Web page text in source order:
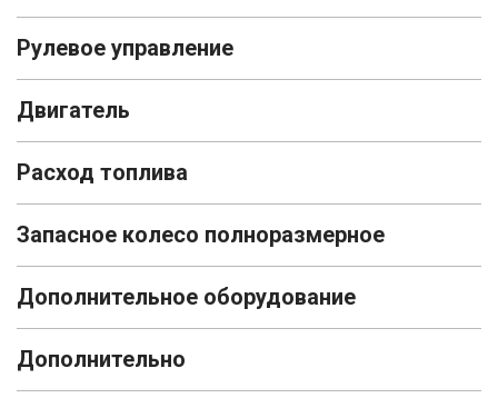
Рулевое управление
Двигатель
Расход топлива
Запасное колесо полноразмерное
Дополнительное оборудование
Дополнительно